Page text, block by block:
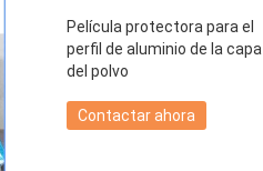
Película protectora para el
perfil de aluminio de la capa
del polvo
Contactar ahora